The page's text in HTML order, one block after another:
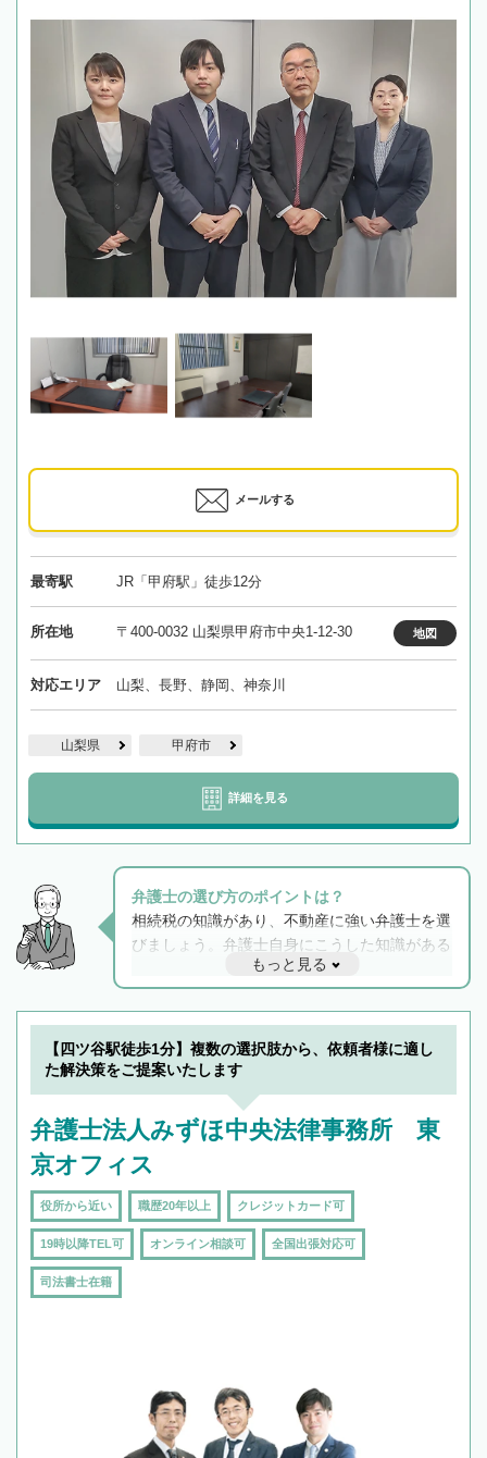
メールする
最寄駅 JR「甲府駅」徒歩12分
所在地 〒400-0032 山梨県甲府市中央1-12-30 地図
対応エリア 山梨、長野、静岡、神奈川
山梨県 甲府市
詳細を見る
弁護士の選び方のポイントは？
相続税の知識があり、不動産に強い弁護士を選
びましょう。弁護士自身にこうした知識がある
と他士業との連携もスムーズに進み、トラブル
解決のみならず相続をトータルで任せることが
できます。また、相続は感情がからむ分野なの
でフィーリングも重要です。実際に電話や面談
で複数の弁護士と会話をしてウマが合う方に依
もっと見る
【四ツ谷駅徒歩1分】複数の選択肢から、依頼者様に適し
た解決策をご提案いたします
弁護士法人みずほ中央法律事務所 東
京オフィス
役所から近い 職歴20年以上 クレジットカード可
19時以降TEL可 オンライン相談可 全国出張対応可
司法書士在籍